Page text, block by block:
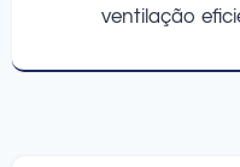
ventilação